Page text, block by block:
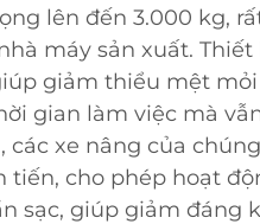
lên đến 3.000 kg,
máy sản xuất.
giảm thiểu mệt
gian làm việc mà
các xe nâng của
tiến, cho phép hoạt
sạc, giúp giảm đáng